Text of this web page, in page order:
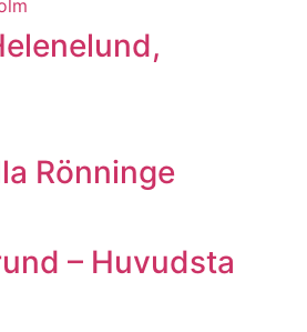
Rönninge
– Huvudsta